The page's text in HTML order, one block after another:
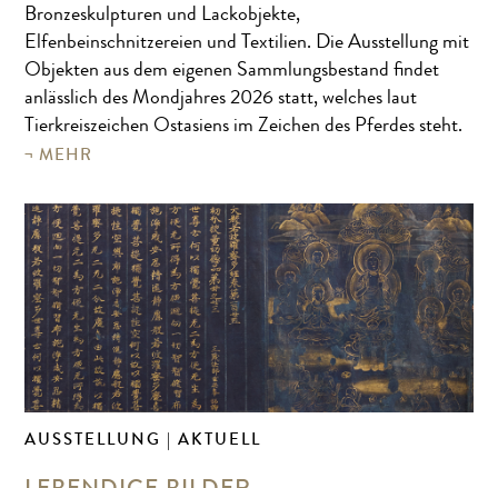
Bronzeskulpturen und Lackobjekte,
Elfenbeinschnitzereien und Textilien. Die Ausstellung mit
Objekten aus dem eigenen Sammlungsbestand findet
anlässlich des Mondjahres 2026 statt, welches laut
Tierkreiszeichen Ostasiens im Zeichen des Pferdes steht.
MEHR
AUSSTELLUNG | AKTUELL